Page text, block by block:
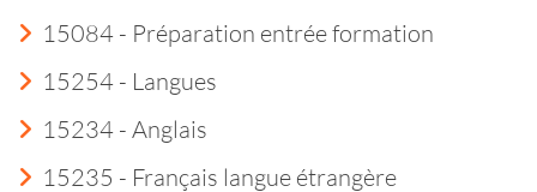
15084 - Préparation entrée formation
15254 - Langues
15234 - Anglais
15235 - Français langue étrangère